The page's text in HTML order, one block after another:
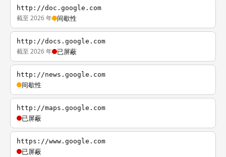
http://doc.google.com
截至 2026 年 间歇性
http://docs.google.com
截至 2026 年 已屏蔽
http://news.google.com
间歇性
http://maps.google.com
已屏蔽
https://www.google.com
已屏蔽